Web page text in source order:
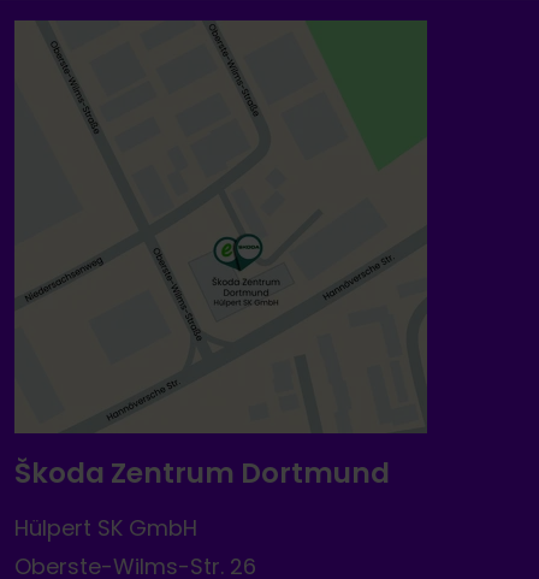
Škoda Zentrum Dortmund
Hülpert SK GmbH
Oberste-Wilms-Str. 26